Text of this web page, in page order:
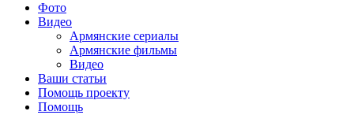
Фото
Видео
Армянские сериалы
Армянские фильмы
Видео
Ваши статьи
Помощь проекту
Помощь